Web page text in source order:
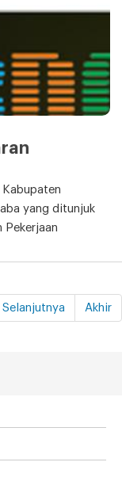
yang ditunjuk
Pekerjaan
Selanjutnya Akhir